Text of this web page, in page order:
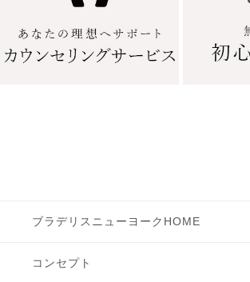
ブラデリスニューヨークHOME
コンセプト